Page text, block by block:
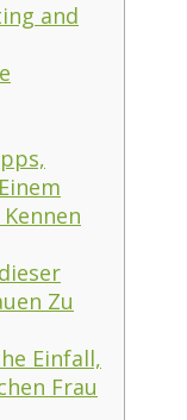
and
Zu
Einfall,
Frau